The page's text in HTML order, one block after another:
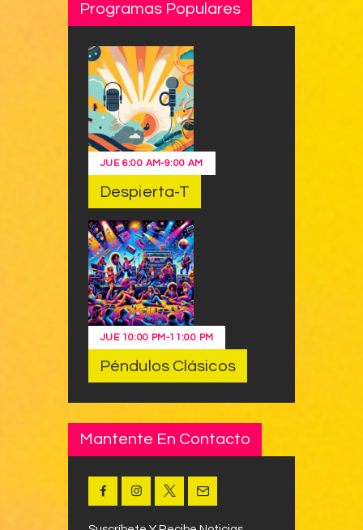
Programas Populares
JUE 6:00 AM-9:00 AM
Despierta-T
JUE 10:00 PM -11:00 PM
Péndulos Clásicos
Mantente En Contacto